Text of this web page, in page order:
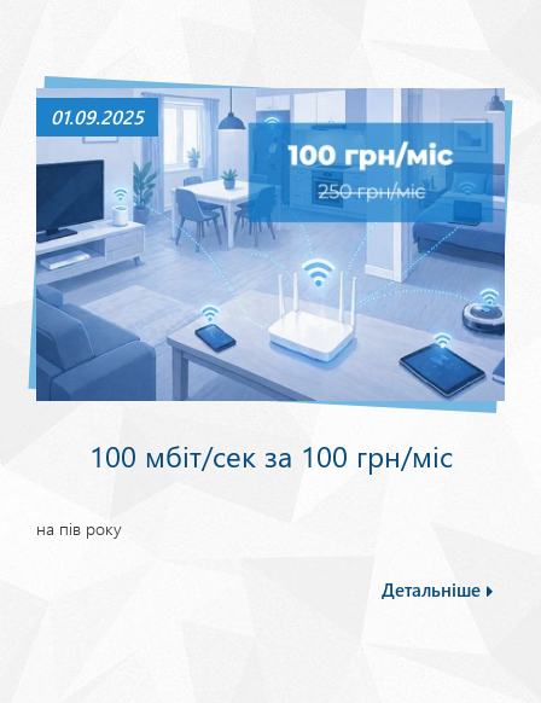
01.09.2025
100 мбіт/сек за 100 грн/міс
на пів року
Детальніше